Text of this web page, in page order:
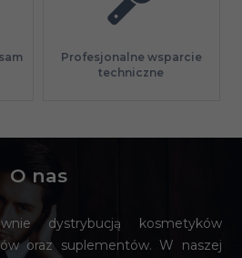
Profesjonalne wsparcie
techniczne
O nas
dystrybucją kosmetyków
oraz suplementów. W naszej